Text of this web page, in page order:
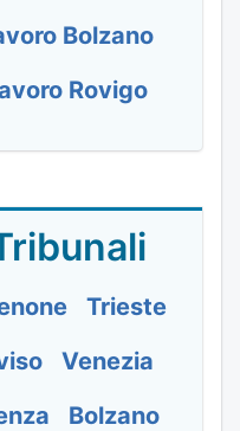
Bolzano
Rovigo
Trieste
Venezia
Bolzano